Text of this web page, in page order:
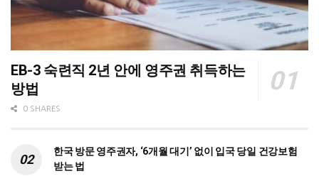
EB-3 숙련직 2년 안에 영주권 취득하는
방법
0 SHARES
한국 방문 영주권자, ‘6개월 대기’ 없이 입국 당일 건강보험
받는 법